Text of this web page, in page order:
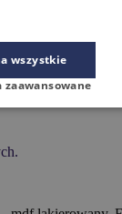
wszystkie